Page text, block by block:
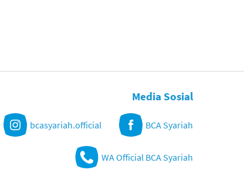
Media Sosial
bcasyariah.official BCA Syariah
WA Official BCA Syariah